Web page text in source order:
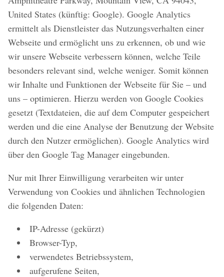
United States (künftig: Google). Google Analytics
ermittelt als Dienstleister das Nutzungsverhalten einer
Webseite und ermöglicht uns zu erkennen, ob und wie
wir unsere Webseite verbessern können, welche Teile
besonders relevant sind, welche weniger. Somit können
wir Inhalte und Funktionen der Webseite für Sie – und
uns – optimieren. Hierzu werden von Google Cookies
gesetzt (Textdateien, die auf dem Computer gespeichert
werden und die eine Analyse der Benutzung der Website
durch den Nutzer ermöglichen). Google Analytics wird
über den Google Tag Manager eingebunden.
Nur mit Ihrer Einwilligung verarbeiten wir unter
Verwendung von Cookies und ähnlichen Technologien
die folgenden Daten:
IP-Adresse (gekürzt)
Browser-Typ,
verwendetes Betriebssystem,
aufgerufene Seiten,